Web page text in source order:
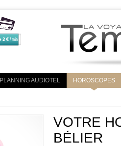
PLANNING AUDIOTEL HOROSCOPES
VOTRE
BÉLIER